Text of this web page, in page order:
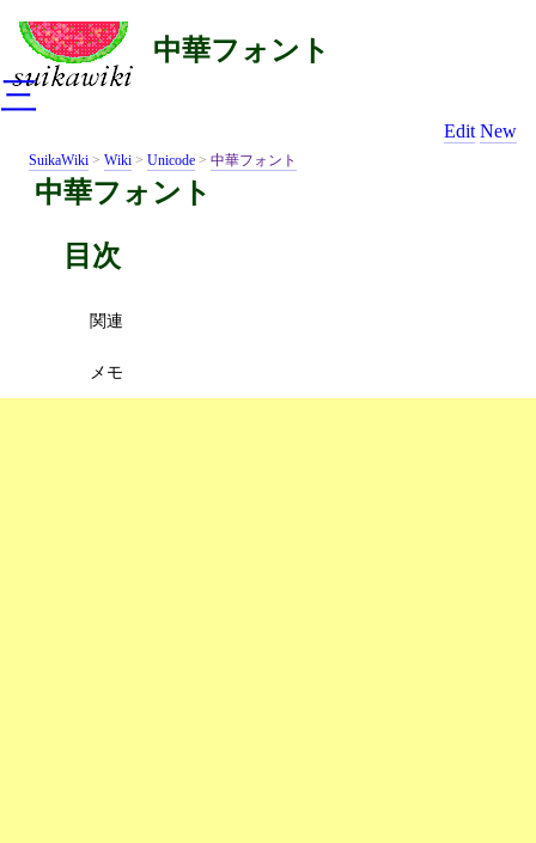
中華フォント
Edit New
SuikaWiki > Wiki > Unicode > 中華フォント
中華フォント
目次
関連
メモ
三